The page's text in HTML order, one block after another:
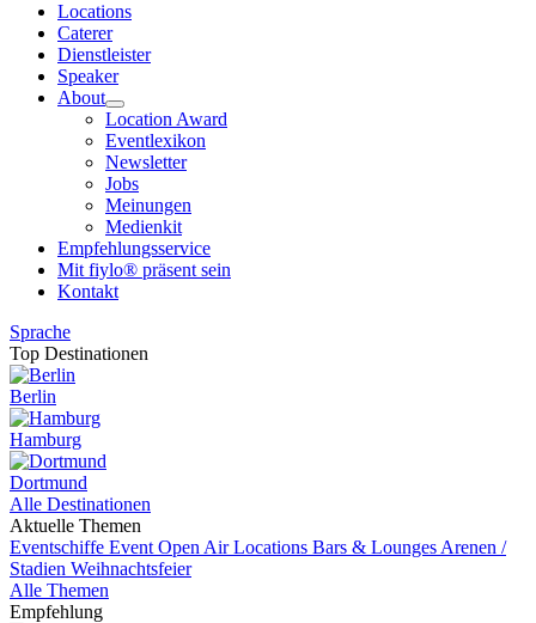
Locations
Caterer
Dienstleister
Speaker
About
Location Award
Eventlexikon
Newsletter
Jobs
Meinungen
Medienkit
Empfehlungsservice
Mit fiylo® präsent sein
Kontakt
Sprache
Top Destinationen
Berlin
Hamburg
Dortmund
Alle Destinationen
Aktuelle Themen
Eventschiffe Event Open Air Locations Bars & Lounges Arenen /
Stadien Weihnachtsfeier
Alle Themen
Empfehlung